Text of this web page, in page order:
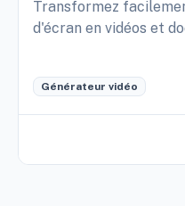
Transformez
d'écran en vidéos et
Générateur vidéo